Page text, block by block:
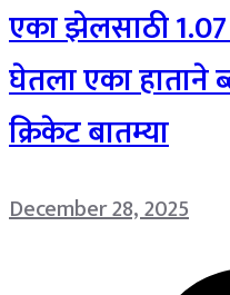
एका झेलसाठी
घेतला एका हाताने
क्रिकेट बातम्या
December 28, 2025